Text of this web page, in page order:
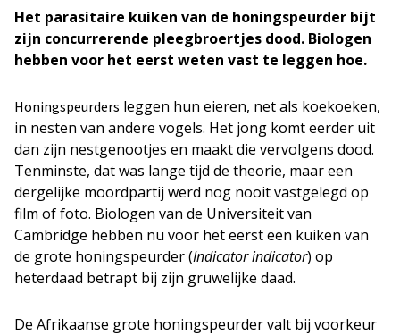
Het parasitaire kuiken van de honingspeurder bijt
zijn concurrerende pleegbroertjes dood. Biologen
hebben voor het eerst weten vast te leggen hoe.
Honingspeurders leggen hun eieren, net als koekoeken,
in nesten van andere vogels. Het jong komt eerder uit
dan zijn nestgenootjes en maakt die vervolgens dood.
Tenminste, dat was lange tijd de theorie, maar een
dergelijke moordpartij werd nog nooit vastgelegd op
film of foto. Biologen van de Universiteit van
Cambridge hebben nu voor het eerst een kuiken van
de grote honingspeurder (Indicator indicator) op
heterdaad betrapt bij zijn gruwelijke daad.
De Afrikaanse grote honingspeurder valt bij voorkeur